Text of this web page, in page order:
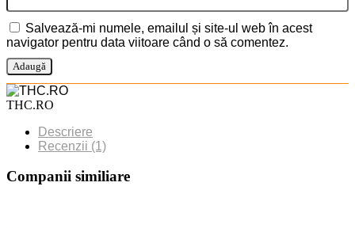
Salvează-mi numele, emailul și site-ul web în acest
navigator pentru data viitoare când o să comentez.
THC.RO
Descriere
Recenzii (1)
Companii similiare